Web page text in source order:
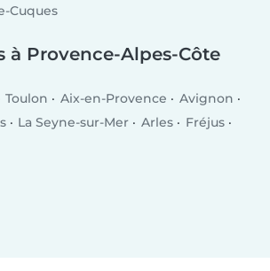
Cuques
à Provence-Alpes-Côte
Toulon Aix-en-Provence
Avignon
La Seyne-sur-Mer Arles
Fréjus